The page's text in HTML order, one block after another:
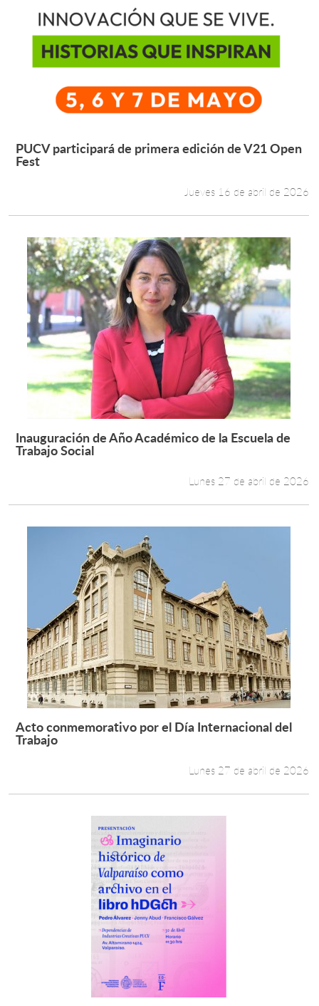
Leer más +
PUCV participará de primera edición de V21 Open
Fest
Jueves 16 de abril de 2026
Leer más +
Inauguración de Año Académico de la Escuela de
Trabajo Social
Lunes 27 de abril de 2026
Leer más +
Acto conmemorativo por el Día Internacional del
Trabajo
Lunes 27 de abril de 2026